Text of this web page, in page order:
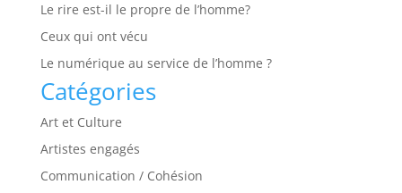
Le rire est-il le propre de l’homme?
Ceux qui ont vécu
Le numérique au service de l’homme ?
Catégories
Art et Culture
Artistes engagés
Communication / Cohésion